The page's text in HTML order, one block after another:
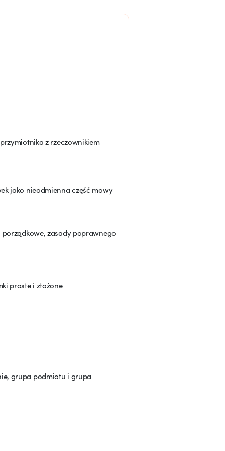
z rzeczownikiem
jako nieodmienna część mowy
porządkowe, zasady poprawnego
proste i złożone
grupa podmiotu i grupa